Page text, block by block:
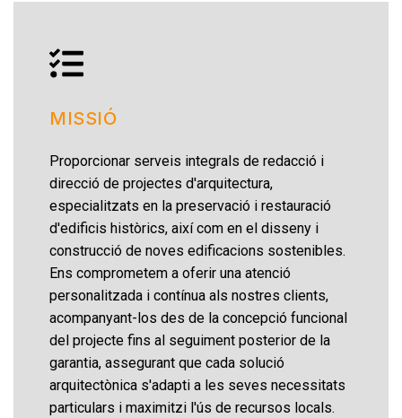
MISSIÓ
Proporcionar serveis integrals de redacció i
direcció de projectes d'arquitectura,
especialitzats en la preservació i restauració
d'edificis històrics, així com en el disseny i
construcció de noves edificacions sostenibles.
Ens comprometem a oferir una atenció
personalitzada i contínua als nostres clients,
acompanyant-los des de la concepció funcional
del projecte fins al seguiment posterior de la
garantia, assegurant que cada solució
arquitectònica s'adapti a les seves necessitats
particulars i maximitzi l'ús de recursos locals.